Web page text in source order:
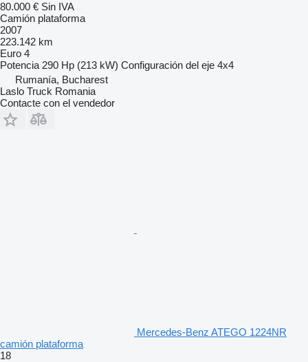
80.000 € Sin IVA
Camión plataforma
2007
223.142 km
Euro 4
Potencia 290 Hp (213 kW) Configuración del eje 4x4
Rumanía, Bucharest
Laslo Truck Romania
Contacte con el vendedor
Mercedes-Benz ATEGO 1224NR
camión plataforma
18